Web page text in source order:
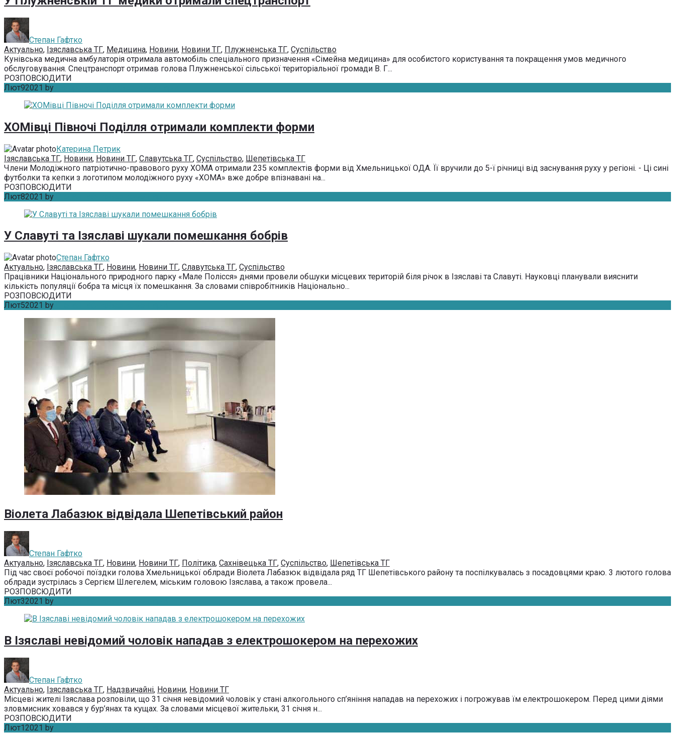
Степан Гафтко
Актуально, Ізяславська ТГ, Медицина, Новини, Новини ТГ, Плужненська ТГ, Суспільство
Кунівська медична амбулаторія отримала автомобіль спеціального призначення «Сімейна медицина» для особистого користування та покращення умов медичного
обслуговування. Спецтранспорт отримав голова Плужненської сільської територіальної громади В. Г...
РОЗПОВСЮДИТИ
Лют92021 by
ХОМівці Півночі Поділля отримали комплекти форми
Катерина Петрик
Ізяславська ТГ, Новини, Новини ТГ, Славутська ТГ, Суспільство, Шепетівська ТГ
Члени Молодіжного патріотично-правового руху ХОМА отримали 235 комплектів форми від Хмельницької ОДА. Її вручили до 5-ї річниці від заснування руху у регіоні. - Ці сині
футболки та кепки з логотипом молодіжного руху «ХОМА» вже добре впізнавані на...
РОЗПОВСЮДИТИ
Лют82021 by
У Славуті та Ізяславі шукали помешкання бобрів
Степан Гафтко
Актуально, Ізяславська ТГ, Новини, Новини ТГ, Славутська ТГ, Суспільство
Працівники Національного природного парку «Мале Полісся» днями провели обшуки місцевих територій біля річок в Ізяславі та Славуті. Науковці планували вияснити
кількість популяції бобра та місця їх помешкання. За словами співробітників Національно...
РОЗПОВСЮДИТИ
Лют52021 by
Віолета Лабазюк відвідала Шепетівський район
Степан Гафтко
Актуально, Ізяславська ТГ, Новини, Новини ТГ, Політика, Сахнівецька ТГ, Суспільство, Шепетівська ТГ
Під час своєї робочої поїздки голова Хмельницької облради Віолета Лабазюк відвідала ряд ТГ Шепетівського району та поспілкувалась з посадовцями краю. 3 лютого голова
облради зустрілась з Сергієм Шлегелем, міським головою Ізяслава, а також провела...
РОЗПОВСЮДИТИ
Лют32021 by
В Ізяславі невідомий чоловік нападав з електрошокером на перехожих
Степан Гафтко
Актуально, Ізяславська ТГ, Надзвичайні, Новини, Новини ТГ
Місцеві жителі Ізяслава розповіли, що 31 січня невідомий чоловік у стані алкогольного сп’яніння нападав на перехожих і погрожував їм електрошокером. Перед цими діями
зловмисник ховався у бур’янах та кущах. За словами місцевої жительки, 31 січня н...
РОЗПОВСЮДИТИ
Лют12021 by